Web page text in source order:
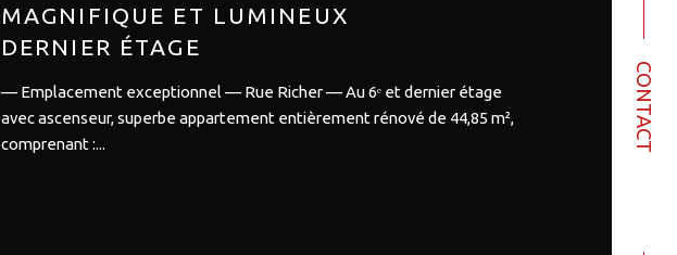
CONTACT
MAGNIFIQUE ET LUMINEUX
DERNIER ÉTAGE
— Emplacement exceptionnel — Rue Richer — Au 6ᵉ et dernier étage
avec ascenseur, superbe appartement entièrement rénové de 44,85 m²,
comprenant :...